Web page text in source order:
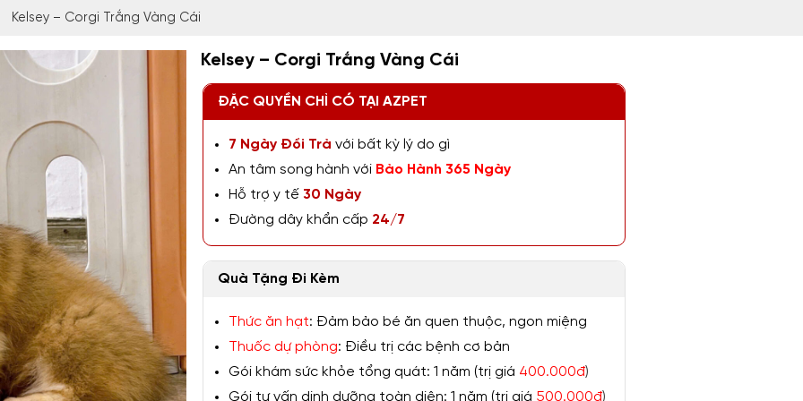
Kelsey – Corgi Trắng Vàng Cái
Kelsey – Corgi Trắng Vàng Cái
ĐẶC QUYỀN CHỈ CÓ TẠI AZPET
7 Ngày Đổi Trả với bất kỳ lý do gì
An tâm song hành với Bảo Hành 365 Ngày
Hỗ trợ y tế 30 Ngày
Đường dây khẩn cấp 24/7
Quà Tặng Đi Kèm
Thức ăn hạt: Đảm bảo bé ăn quen thuộc, ngon miệng
Thuốc dự phòng: Điều trị các bệnh cơ bản
Gói khám sức khỏe tổng quát: 1 năm (trị giá 400.000đ)
Gói tư vấn dinh dưỡng toàn diện: 1 năm (trị giá 500.000đ)